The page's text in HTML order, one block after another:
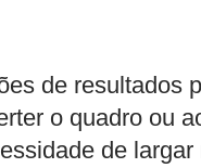
de resultados
o quadro ou
de